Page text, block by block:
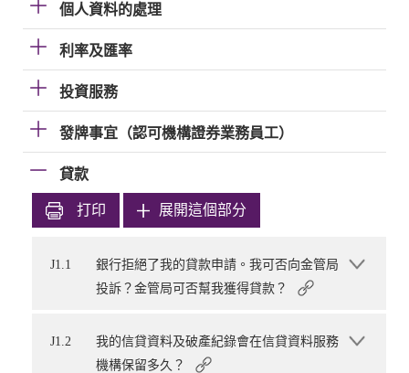
個人資料的處理
利率及匯率
投資服務
發牌事宜（認可機構證券業務員工）
貸款
打印 展開這個部分
J1.1
銀行拒絕了我的貸款申請。我可否向金管局
投訴？金管局可否幫我獲得貸款？
J1.2
我的信貸資料及破產紀錄會在信貸資料服務
機構保留多久？